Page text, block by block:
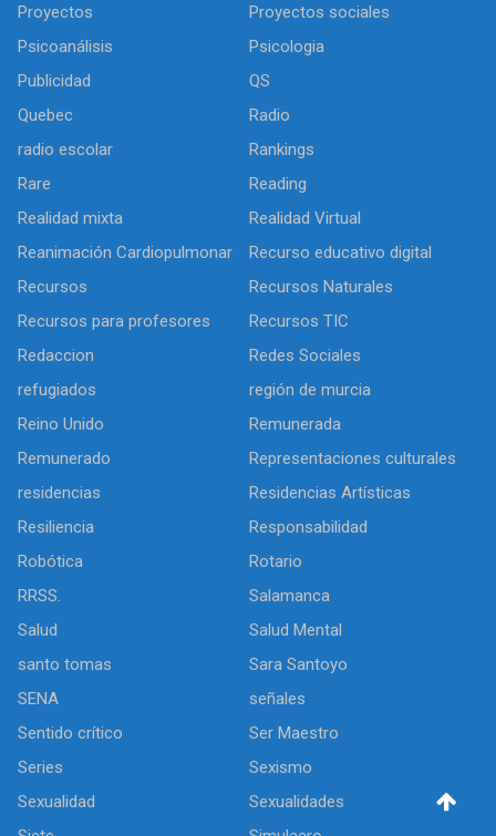
Proyectos
Proyectos sociales
Psicoanálisis
Psicologia
Publicidad
QS
Quebec
Radio
radio escolar
Rankings
Rare
Reading
Realidad mixta
Realidad Virtual
Reanimación Cardiopulmonar
Recurso educativo digital
Recursos
Recursos Naturales
Recursos para profesores
Recursos TIC
Redaccion
Redes Sociales
refugiados
región de murcia
Reino Unido
Remunerada
Remunerado
Representaciones culturales
residencias
Residencias Artísticas
Resiliencia
Responsabilidad
Robótica
Rotario
RRSS.
Salamanca
Salud
Salud Mental
santo tomas
Sara Santoyo
SENA
señales
Sentido crítico
Ser Maestro
Series
Sexismo
Sexualidad
Sexualidades